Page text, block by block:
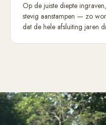
Op de juiste diepte
stevig aanstampen — zo
dat de hele afsluiting jaren